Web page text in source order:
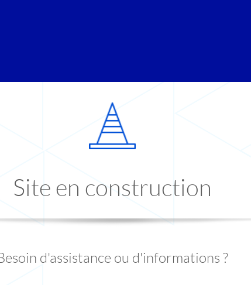
Site en construction
d'assistance ou d'informations ?